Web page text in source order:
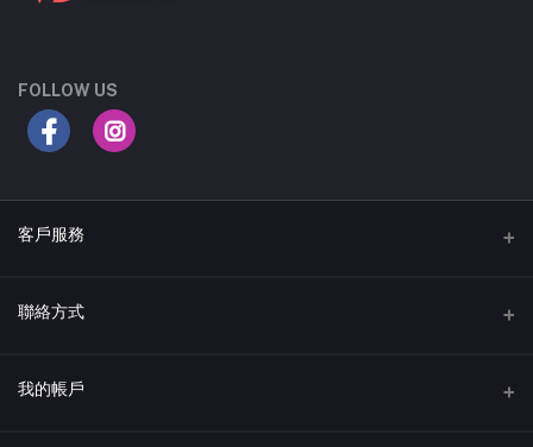
FOLLOW US
客戶服務
直接 WhatsApp 聯絡
聯絡方式
地址
我的帳戶